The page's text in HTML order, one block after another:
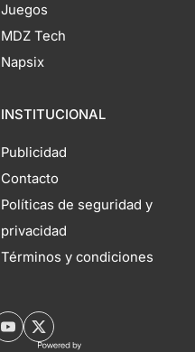
Juegos
MDZ Tech
Napsix
INSTITUCIONAL
Publicidad
Contacto
Políticas de seguridad y
privacidad
Términos y condiciones